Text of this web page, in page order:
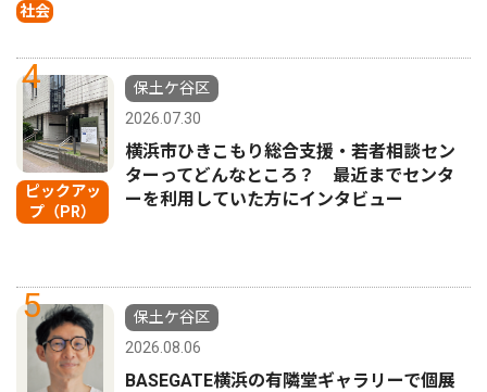
社会
4
ピックアッ
プ（PR）
保土ケ谷区
2026.07.30
横浜市ひきこもり総合支援・若者相談セン
ターってどんなところ？ 最近までセンタ
ーを利用していた方にインタビュー
5
保土ケ谷区
2026.08.06
BASEGATE横浜の有隣堂ギャラリーで個展